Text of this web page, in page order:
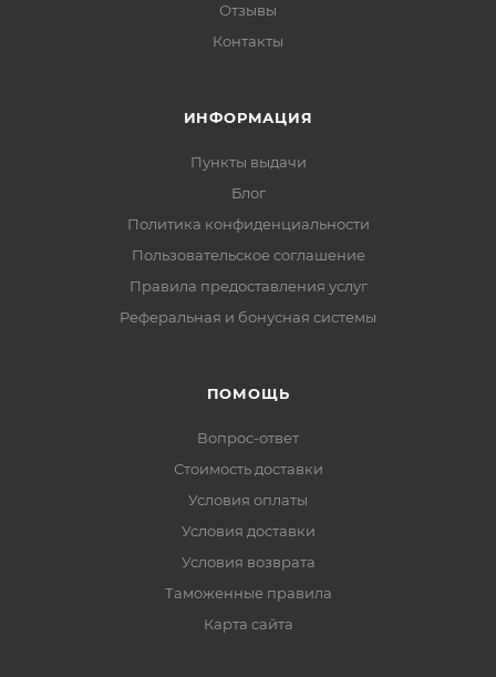
Отзывы
Контакты
ИНФОРМАЦИЯ
Пункты выдачи
Блог
Политика конфиденциальности
Пользовательское соглашение
Правила предоставления услуг
Реферальная и бонусная системы
ПОМОЩЬ
Вопрос-ответ
Стоимость доставки
Условия оплаты
Условия доставки
Условия возврата
Таможенные правила
Карта сайта